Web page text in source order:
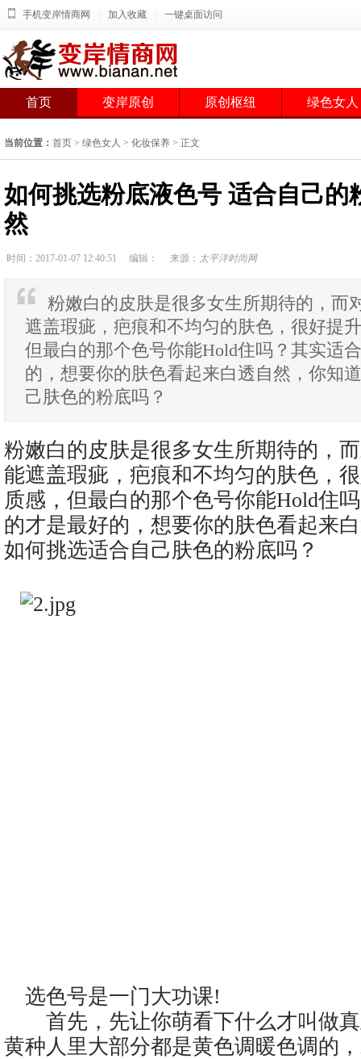
手机变岸情商网 加入收藏 一键桌面访问
首页 变岸原创 原创枢纽 绿色女人
当前位置： 首页 > 绿色女人 > 化妆保养 > 正文
如何挑选粉底液色号 适合自己的
然
时间：2017-01-07 12:40:51 编辑： 来源： 太平洋时尚网
粉嫩白的皮肤是很多女生所期待的，而
遮盖瑕疵，疤痕和不均匀的肤色，很好提
但最白的那个色号你能Hold住吗？其实适
的，想要你的肤色看起来白透自然，你知
己肤色的粉底吗？
粉嫩白的皮肤是很多女生所期待的，
能遮盖瑕疵，疤痕和不均匀的肤色，
质感，但最白的那个色号你能Hold住
的才是最好的，想要你的肤色看起来
如何挑选适合自己肤色的粉底吗？
选色号是一门大功课!
首先，先让你萌看下什么才叫做真
黄种人里大部分都是黄色调暖色调的